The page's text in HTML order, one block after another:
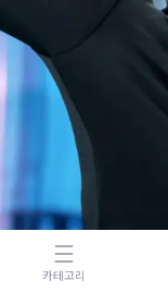
카테고리